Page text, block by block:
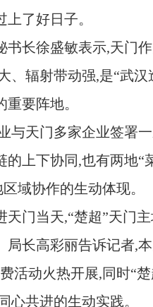
了好日子。
书长徐盛敏表示,天门
、辐射带动强,是“武汉
要阵地。
与天门多家企业签署
上下协同,也有两地“
域协作的生动体现。
天门当天,“楚超”天门
局长高彩丽告诉记者,
活动火热开展,同时“
心共进的生动实践。